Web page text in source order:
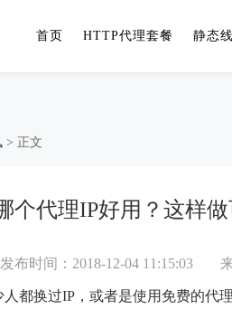
首页 HTTP代理套餐 静态
> 正文
个代理IP好用？这样
发布时间：2018-12-04 11:15:03
人都换过IP，或者是使用免费的代